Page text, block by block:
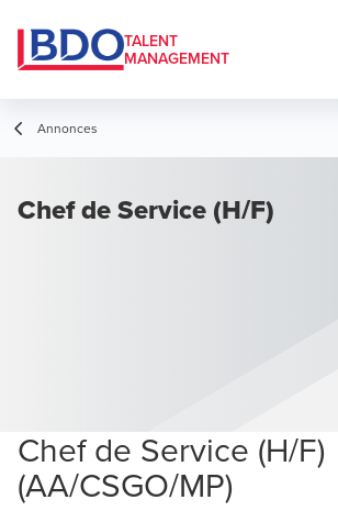
TALENT
MANAGEMENT
Annonces
Chef de Service (H/F)
Chef de Service (H/F)
(AA/CSGO/MP)